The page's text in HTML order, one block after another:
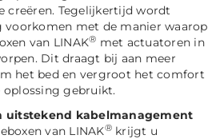
creëren. Tegelijkertijd wordt
voorkomen met de manier waarop
van LINAK® met actuatoren in
Dit draagt bij aan meer
het bed en vergroot het comfort
gebruikt.
uitstekend kabelmanagement
van LINAK®krijgt u